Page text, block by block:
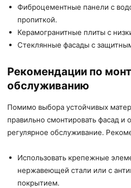
Фиброцементные панели с
пропиткой.
Керамогранитные плиты с
Стеклянные фасады с
Рекомендации по
обслуживанию
Помимо выбора устойчивых
правильно смонтировать фасад и
регулярное обслуживание.
Использовать крепежные
нержавеющей стали или с
покрытием.